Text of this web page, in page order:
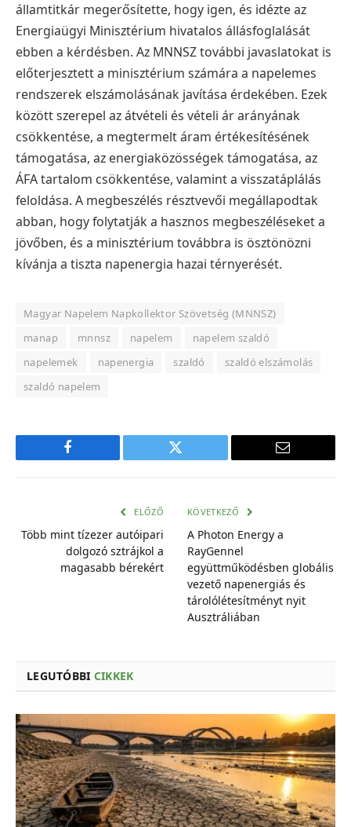
államtitkár megerősítette, hogy igen, és idézte az
Energiaügyi Minisztérium hivatalos állásfoglalását
ebben a kérdésben. Az MNNSZ további javaslatokat is
előterjesztett a minisztérium számára a napelemes
rendszerek elszámolásának javítása érdekében. Ezek
között szerepel az átvételi és vételi ár arányának
csökkentése, a megtermelt áram értékesítésének
támogatása, az energiaközösségek támogatása, az
ÁFA tartalom csökkentése, valamint a visszatáplálás
feloldása. A megbeszélés résztvevői megállapodtak
abban, hogy folytatják a hasznos megbeszéléseket a
jövőben, és a minisztérium továbbra is ösztönözni
kívánja a tiszta napenergia hazai térnyerését.
Magyar Napelem Napkollektor Szövetség (MNNSZ)
manap
mnnsz napelem
napelem szaldó
napelemek
napenergia szaldó
szaldó elszámolás
szaldó napelem
Facebook Twitter
E-
ELŐZŐ
Több mint tízezer autóipari
dolgozó sztrájkol a
magasabb bérekért
KÖVETKEZŐ
A Photon Energy a
RayGennel
együttműködésben globális
vezető napenergiás és
tárolólétesítményt nyit
Ausztráliában
LEGUTÓBBI CIKKEK